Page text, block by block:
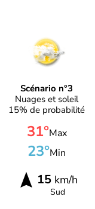
Scénario n°3
Nuages et soleil
15% de probabilité
31°Max
23°Min
15 km/h
Sud